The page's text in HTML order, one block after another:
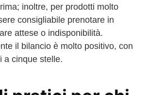
inoltre, per prodotti molto
consigliabile prenotare in
attese o indisponibilità.
il bilancio è molto positivo, con
a cinque stelle.